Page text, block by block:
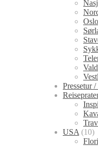
Oslo
Pressetur /
USA (10)